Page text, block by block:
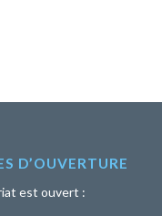
D’OUVERTURE
est ouvert :